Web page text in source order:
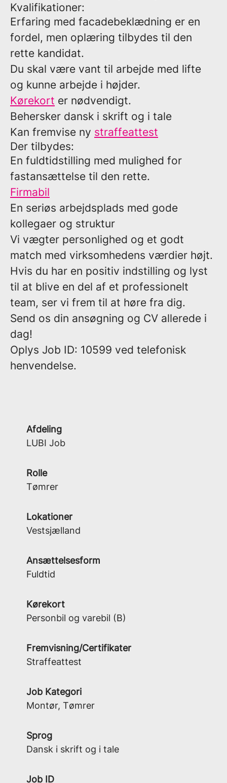
Kvalifikationer:
Erfaring med facadebeklædning er en
fordel, men oplæring tilbydes til den
rette kandidat.
Du skal være vant til arbejde med lifte
og kunne arbejde i højder.
Kørekort er nødvendigt.
Behersker dansk i skrift og i tale
Kan fremvise ny straffeattest
Der tilbydes:
En fuldtidstilling med mulighed for
fastansættelse til den rette.
Firmabil
En seriøs arbejdsplads med gode
kollegaer og struktur
Vi vægter personlighed og et godt
match med virksomhedens værdier højt.
Hvis du har en positiv indstilling og lyst
til at blive en del af et professionelt
team, ser vi frem til at høre fra dig.
Send os din ansøgning og CV allerede i
dag!
Oplys Job ID: 10599 ved telefonisk
henvendelse.
Afdeling
LUBI Job
Rolle
Tømrer
Lokationer
Vestsjælland
Ansættelsesform
Fuldtid
Kørekort
Personbil og varebil (B)
Fremvisning/Certifikater
Straffeattest
Job Kategori
Montør, Tømrer
Sprog
Dansk i skrift og i tale
Job ID